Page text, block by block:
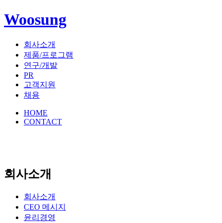
Woosung
회사소개
제품/프로그램
연구/개발
PR
고객지원
채용
HOME
CONTACT
회사소개
회사소개
CEO 메시지
윤리경영